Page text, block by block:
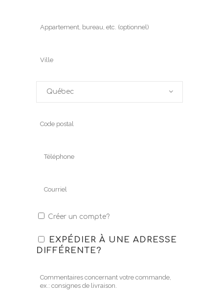
Québec
Créer un compte?
EXPÉDIER À UNE ADRESSE
DIFFÉRENTE?